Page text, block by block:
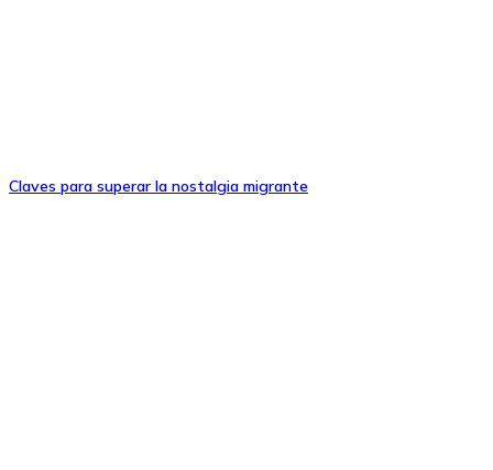
Claves para superar la nostalgia migrante